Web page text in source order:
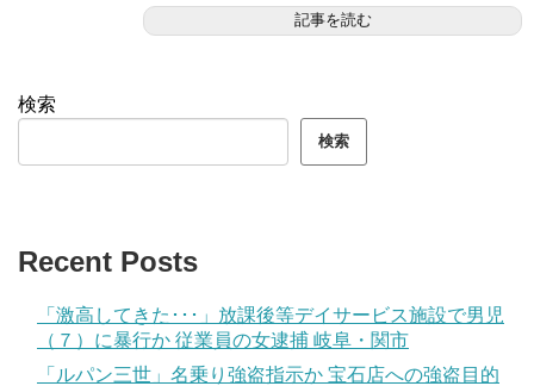
記事を読む
検索
検索
Recent Posts
「激高してきた･･･」放課後等デイサービス施設で男児
（７）に暴行か 従業員の女逮捕 岐阜・関市
「ルパン三世」名乗り強盗指示か 宝石店への強盗目的